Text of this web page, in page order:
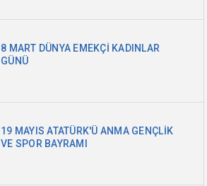
8 MART DÜNYA EMEKÇİ KADINLAR
GÜNÜ
19 MAYIS ATATÜRK'Ü ANMA GENÇLİK
VE SPOR BAYRAMI